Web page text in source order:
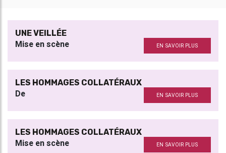
UNE VEILLÉE
Mise en scène EN SAVOIR PLUS
LES HOMMAGES COLLATÉRAUX
De EN SAVOIR PLUS
LES HOMMAGES COLLATÉRAUX
Mise en scène EN SAVOIR PLUS